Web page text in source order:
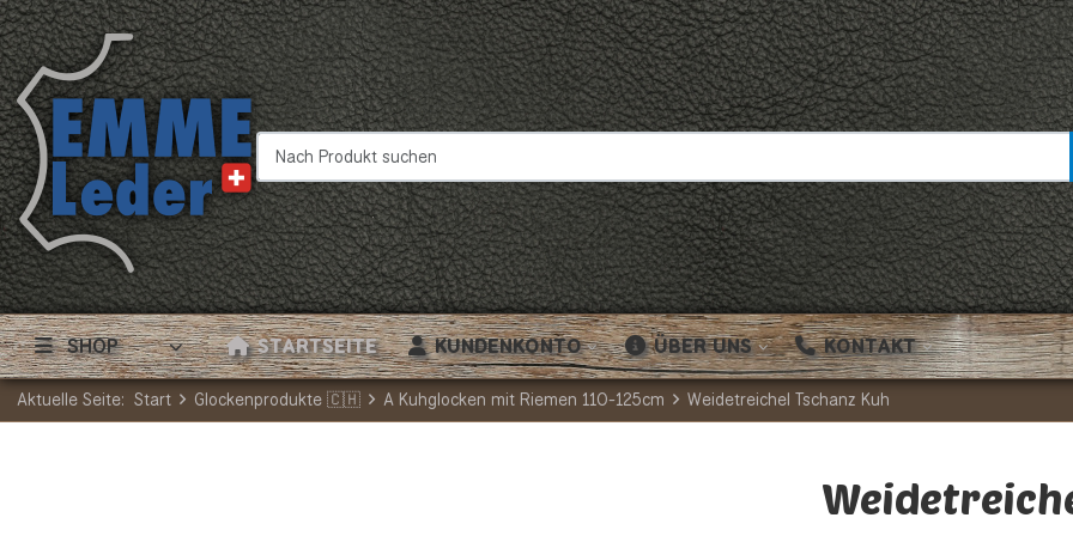
Nach Produkt suchen
SHOP STARTSEITE KUNDENKONTO ÜBER UNS KONTAKT
Aktuelle Seite: Start Glockenprodukte 🇨🇭 A Kuhglocken mit Riemen 110-125cm Weidetreichel Tschanz Kuh